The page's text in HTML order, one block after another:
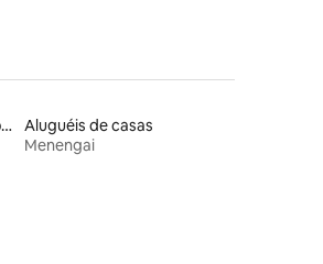
Aluguéis por temporada com café da manhã
Aluguéis de casas
Menengai